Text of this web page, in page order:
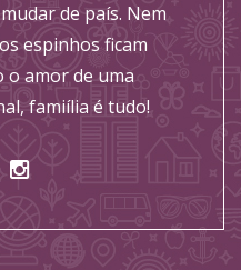
de país. Nem
espinhos ficam
o amor de uma
famiília é tudo!